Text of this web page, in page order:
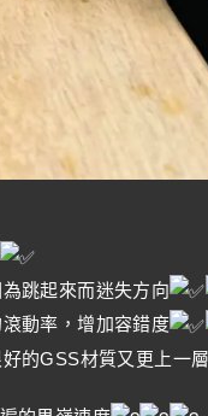
跳起來而迷失方向
動率，增加容錯度
的GSS材質又更上一